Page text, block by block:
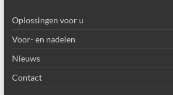
Oplossingen voor u
Voor- en nadelen
Nieuws
Contact